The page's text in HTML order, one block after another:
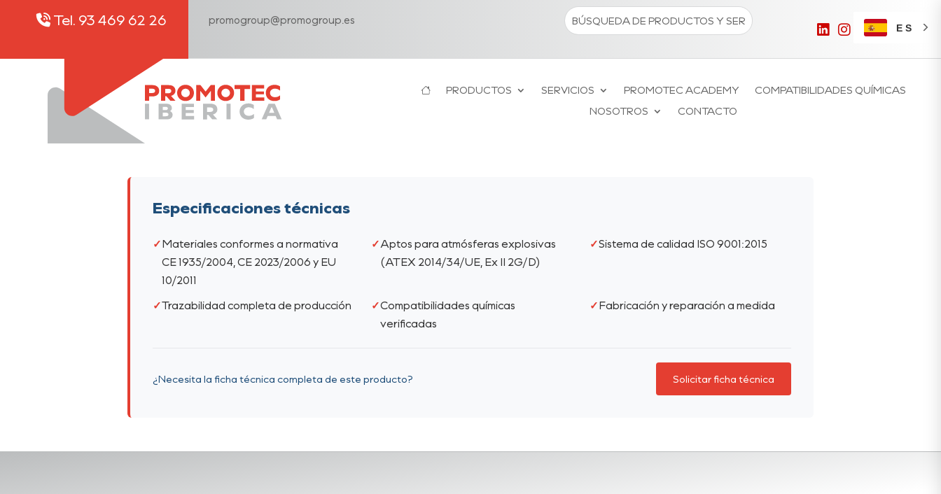
Tel. 93 469 62 26 promogroup@promogroup.es
ES
PRODUCTOS SERVICIOS PROMOTEC ACADEMY
COMPATIBILIDADES QUÍMICAS
NOSOTROS
CONTACTO
Especificaciones técnicas
Materiales conformes a normativa
CE 1935/2004, CE 2023/2006 y EU
10/2011
Aptos para atmósferas explosivas
(ATEX 2014/34/UE, Ex II 2G/D)
Sistema de calidad ISO 9001:2015
Trazabilidad completa de producción
Compatibilidades químicas
verificadas
Fabricación y reparación a medida
¿Necesita la ficha técnica completa de este producto? Solicitar ficha técnica